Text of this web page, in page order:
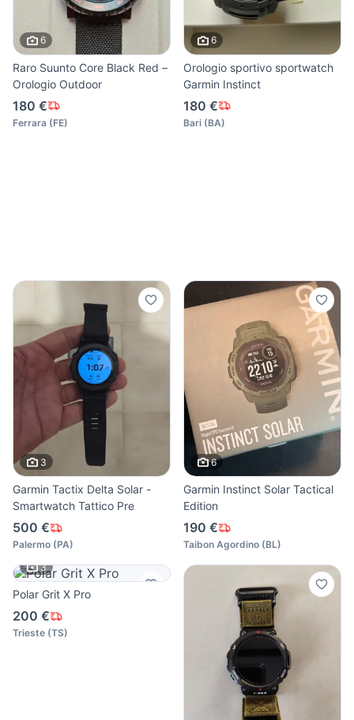
6
Raro Suunto Core Black Red –
Orologio Outdoor
180 €
Ferrara (FE)
6
Orologio sportivo sportwatch
Garmin Instinct
180 €
Bari (BA)
3
Garmin Tactix Delta Solar -
Smartwatch Tattico Pre
500 €
Palermo (PA)
6
Garmin Instinct Solar Tactical
Edition
190 €
Taibon Agordino (BL)
3
Polar Grit X Pro
200 €
Trieste (TS)